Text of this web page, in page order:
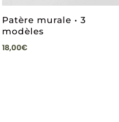
Patère murale • 3
modèles
18,00€